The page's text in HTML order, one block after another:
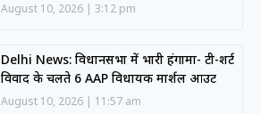
August 10, 2026 3:12 pm
Delhi News: विधानसभा में भारी हंगामा- टी-शर्ट
विवाद के चलते 6 AAP विधायक मार्शल आउट
August 10, 2026 11:57 am